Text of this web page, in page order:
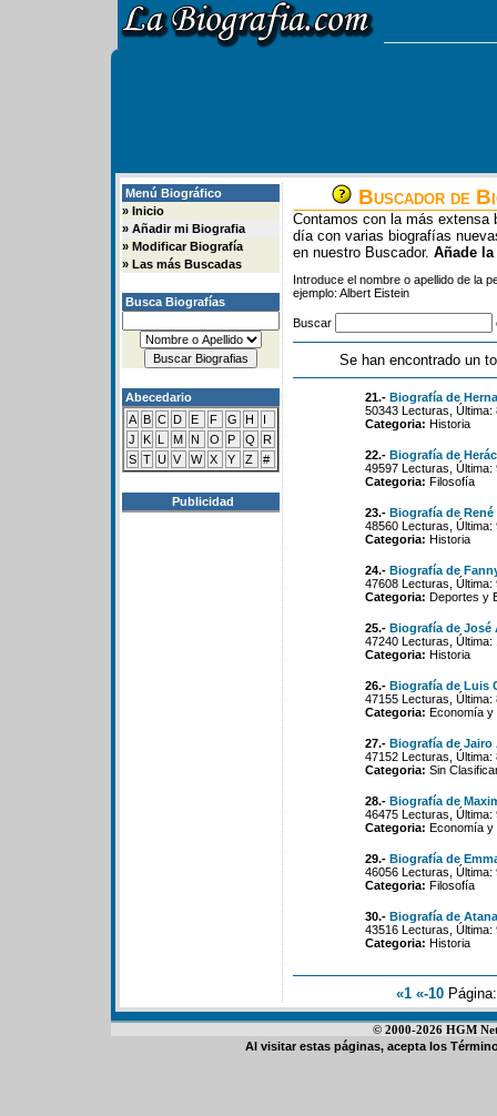
Menú Biográfico
» Inicio
» Añadir mi Biografia
» Modificar Biografía
» Las más Buscadas
Busca Biografías
Abecedario
A B C D E F G H
I
J
K L M N O P Q
R
S T U V W X Y Z #
Publicidad
Buscador de
Contamos con la más extensa
día con varias biografías
en nuestro Buscador. Añade
Introduce el nombre o apellido de la
ejemplo: Albert Eistein
Buscar
Se han encontrado un
21.- Biografía de
50343 Lecturas,
Categoria: Historia
22.- Biografía de
49597 Lecturas,
Categoria: Filosofía
23.- Biografía de
48560 Lecturas,
Categoria: Historia
24.- Biografía de
47608 Lecturas,
Categoria: Deportes y
25.- Biografía de José
47240 Lecturas,
Categoria: Historia
26.- Biografía de Luis
47155 Lecturas,
Categoria: Economía y
27.- Biografía de Jairo
47152 Lecturas,
Categoria: Sin
28.- Biografía de
46475 Lecturas,
Categoria: Economía y
29.- Biografía de
46056 Lecturas,
Categoria: Filosofía
30.- Biografía de
43516 Lecturas,
Categoria: Historia
«1 «-10
© 2000-2026 HGM
Al visitar estas páginas, acepta los